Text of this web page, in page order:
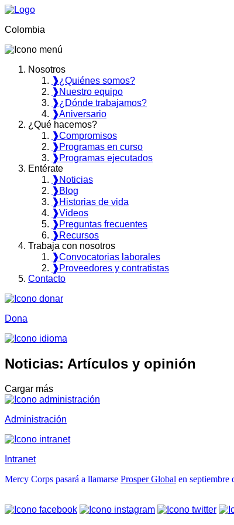
Colombia
Nosotros
❱¿Quiénes somos?
❱Nuestro equipo
❱¿Dónde trabajamos?
❱Aniversario
¿Qué hacemos?
❱Compromisos
❱Programas en curso
❱Programas ejecutados
Entérate
❱Noticias
❱Blog
❱Historias de vida
❱Videos
❱Preguntas frecuentes
❱Recursos
Trabaja con nosotros
❱Convocatorias laborales
❱Proveedores y contratistas
Contacto
Dona
Noticias: Artículos y opinión
Cargar más
Administración
Intranet
Mercy Corps pasará a llamarse Prosper Global en septiembre